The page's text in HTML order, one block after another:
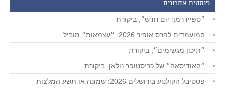
פוסטים אחרונים
״ספיידרמן: יום חדש״, ביקורת
המועמדים לפרס אופיר 2026: ״עצמאות״ מוביל
״תיכון מגשימים״, ביקורת
״האודיסאה״ של כריסטופר נולאן, ביקורת
פסטיבל הקולנוע בירושלים 2026: שמונה או תשע המלצות